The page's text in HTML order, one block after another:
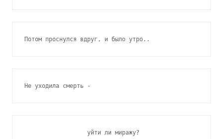
Потом проснулся вдруг, и было утро..
Не уходила смерть -
                  уйти ли миражу?